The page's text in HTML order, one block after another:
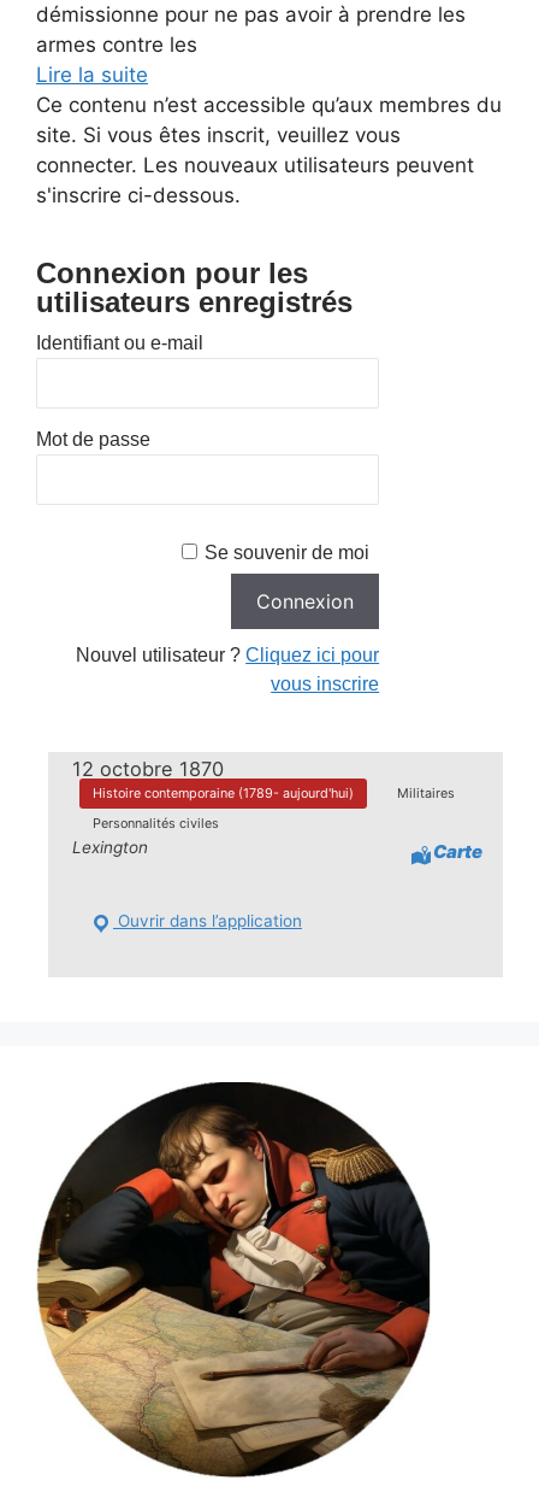
démissionne pour ne pas avoir à prendre les
armes contre les
Lire la suite
Ce contenu n’est accessible qu’aux membres du
site. Si vous êtes inscrit, veuillez vous
connecter. Les nouveaux utilisateurs peuvent
s'inscrire ci-dessous.
Connexion pour les
utilisateurs enregistrés
Identifiant ou e-mail
Mot de passe
Se souvenir de moi
Nouvel utilisateur ?Cliquez ici pour
vous inscrire
12 octobre 1870
Histoire contemporaine (1789- aujourd'hui)
Militaires
Personnalités civiles
Lexington Carte
Ouvrir dans l’application